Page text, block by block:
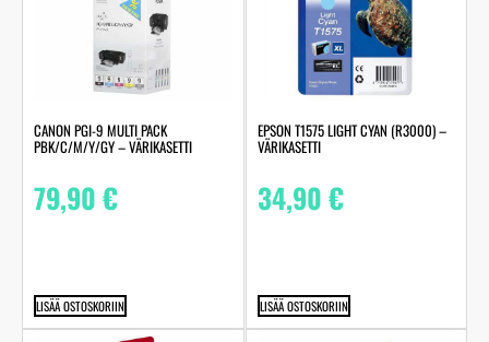
CANON PGI-9 MULTI PACK
PBK/C/M/Y/GY – VÄRIKASETTI
79,90€
LISÄÄ OSTOSKORIIN
EPSON T1575 LIGHT CYAN (R3000) –
VÄRIKASETTI
34,90€
LISÄÄ OSTOSKORIIN